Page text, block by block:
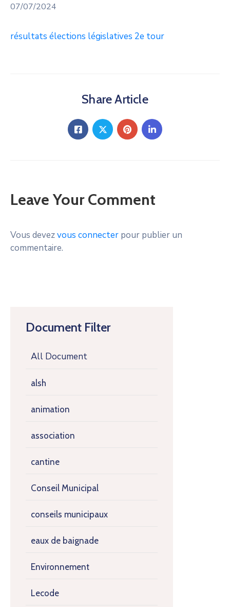
Document Filter
All Document
alsh
animation
association
cantine
Conseil Municipal
conseils municipaux
eaux de baignade
Environnement
Lecode
07/07/2024
résultats élections législatives 2e tour
Share Article
Leave Your Comment
Vous devezvous connecter pour publier un
commentaire.